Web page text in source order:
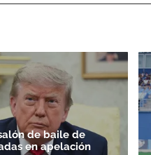
de baile de
en apelación